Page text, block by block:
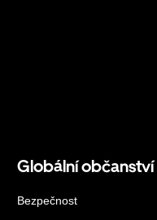
Globální občanství
Bezpečnost